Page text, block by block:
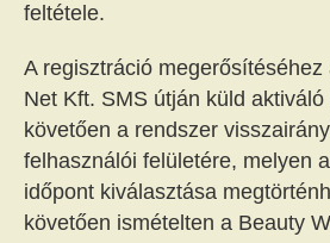
feltétele.
A regisztráció megerősítéséhez
Net Kft. SMS útján küld
követően a rendszer
felhasználói felületére, melyen
időpont kiválasztása
követően ismételten a Beauty